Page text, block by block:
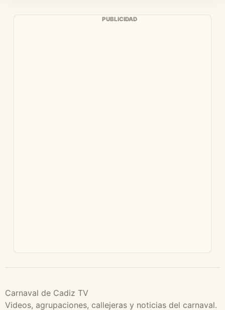
PUBLICIDAD
Carnaval de Cadiz TV
Videos, agrupaciones, callejeras y noticias del carnaval.